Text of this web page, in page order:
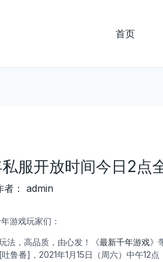
首页
服开放时间今日2点
： admin
游戏玩家们：
，高品质，由心发！《最新千年游戏》
番]，2021年1月15日（周六）中午12点